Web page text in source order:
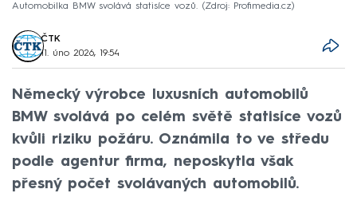
Automobilka BMW svolává statisíce vozů. Zdroj: Profimedia.cz
ČTK
11. úno 2026, 19:54
Německý výrobce luxusních automobilů
BMW svolává po celém světě statisíce vozů
kvůli riziku požáru. Oznámila to ve středu
podle agentur firma, neposkytla však
přesný počet svolávaných automobilů.